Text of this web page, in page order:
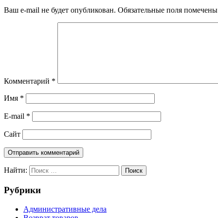
Ваш e-mail не будет опубликован. Обязательные поля
Комментарий *
Имя *
E-mail *
Сайт
Найти: Поиск
Рубрики
Административные дела